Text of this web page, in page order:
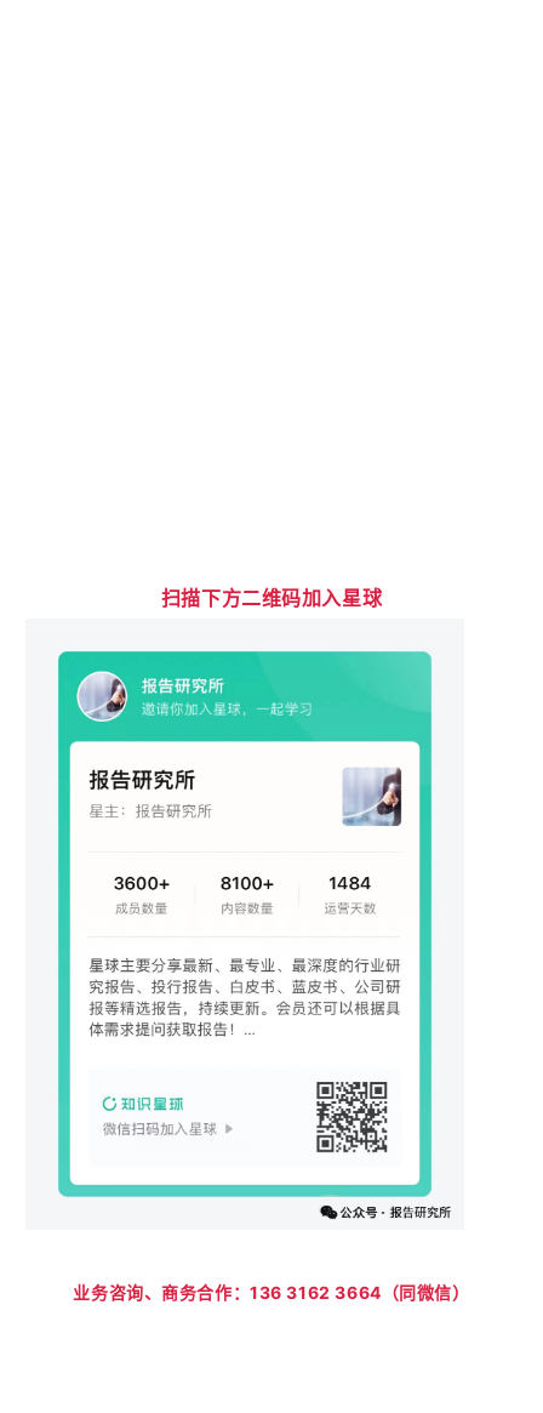
扫描下方二维码加入星球
业务咨询、商务合作：136 3162 3664（同微信）